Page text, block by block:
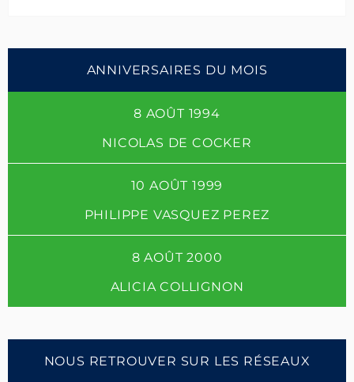
ANNIVERSAIRES DU MOIS
8 AOÛT 1994
NICOLAS DE COCKER
10 AOÛT 1999
PHILIPPE VASQUEZ PEREZ
8 AOÛT 2000
ALICIA COLLIGNON
NOUS RETROUVER SUR LES RÉSEAUX